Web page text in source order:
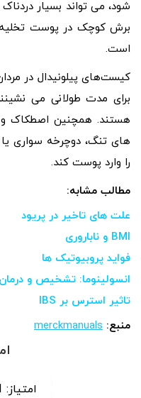
شود، می تواند بسیار
برش کوچک در پوست تخلیه
است.
کیست‌های پیلونیدال در
برای مدت طولانی می
هستند. همچنین اصطکاک
های تنگ، دوچرخه ‌سواری
را وارد پوست کند.
مطالب مشابه:
علت های تاخیر در پریود
BMI و ناباروری
فواید پروبیوتیک ها
انسولینوما: تشخیص و درمان
تاثیر استرس بر IBS
منبع: merckmanuals
امتیاز: